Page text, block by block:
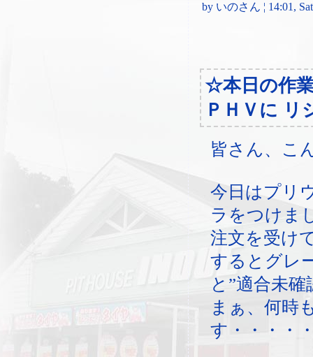
by いのさん ¦ 14:01,
☆本日の作
ＰＨＶに リ
皆さん、こ
今日はプリ
ラをつけま
注文を受け
するとグレ
と”適合未
まぁ、何時
す・・・・